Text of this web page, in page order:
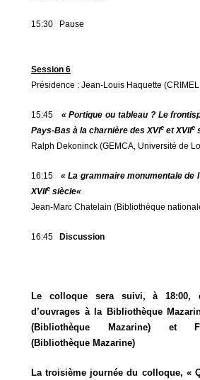
15:30 Pause
Session 6
Présidence : Jean-Louis Haquette
15:45 « Portique ou tableau ? Le
Pays-Bas à la charnière des XVIe et XVIIe
Ralph Dekoninck (GEMCA, Université de
16:15 « La grammaire monumentale de
XVIIe siècle«
Jean-Marc Chatelain (Bibliothèque
16:45 Discussion
Le colloque sera suivi, à 18:00,
d’ouvrages à la Bibliothèque
(Bibliothèque Mazarine) et
(Bibliothèque Mazarine)
La troisième journée du colloque, «